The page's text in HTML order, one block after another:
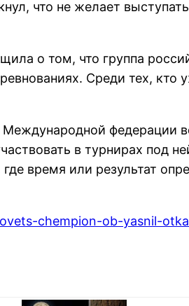
что не желает
о том, что группа
Среди тех,
федерации
в турнирах под
время или результат
chempion-ob-yasnil-